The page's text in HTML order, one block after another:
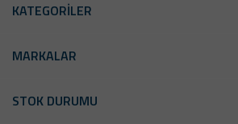
KATEGORİLER
MARKALAR
STOK DURUMU